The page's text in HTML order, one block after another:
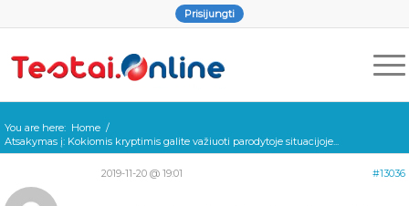
Prisijungti
You are here: Home /
Atsakymas į: Kokiomis kryptimis galite važiuoti parodytoje situacijoje...
2019-11-20 @ 19:01 #13036